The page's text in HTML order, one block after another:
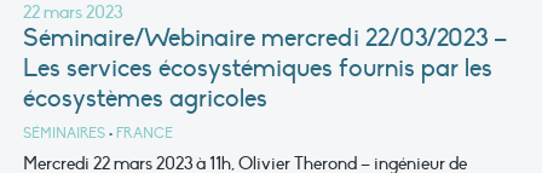
22 mars 2023
Séminaire/Webinaire mercredi 22/03/2023 –
Les services écosystémiques fournis par les
écosystèmes agricoles
SÉMINAIRES • FRANCE
Mercredi 22 mars 2023 à 11h, Olivier Therond – ingénieur de